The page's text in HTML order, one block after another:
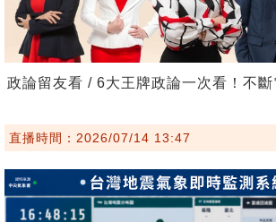
政論留友看 / 6大王牌政論一次看！不
直播時間：2026/07/14 13:47